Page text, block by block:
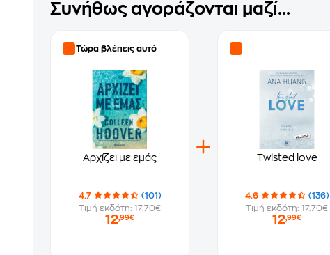
Συνήθως αγοράζονται μαζί...
Τώρα βλέπεις αυτό
Αρχίζει με εμάς
4.7
(101)
Τιμή εκδότη: 17.70€
12,99€
Twisted love
4.6
(136)
Τιμή εκδότη: 17.70€
12,99€